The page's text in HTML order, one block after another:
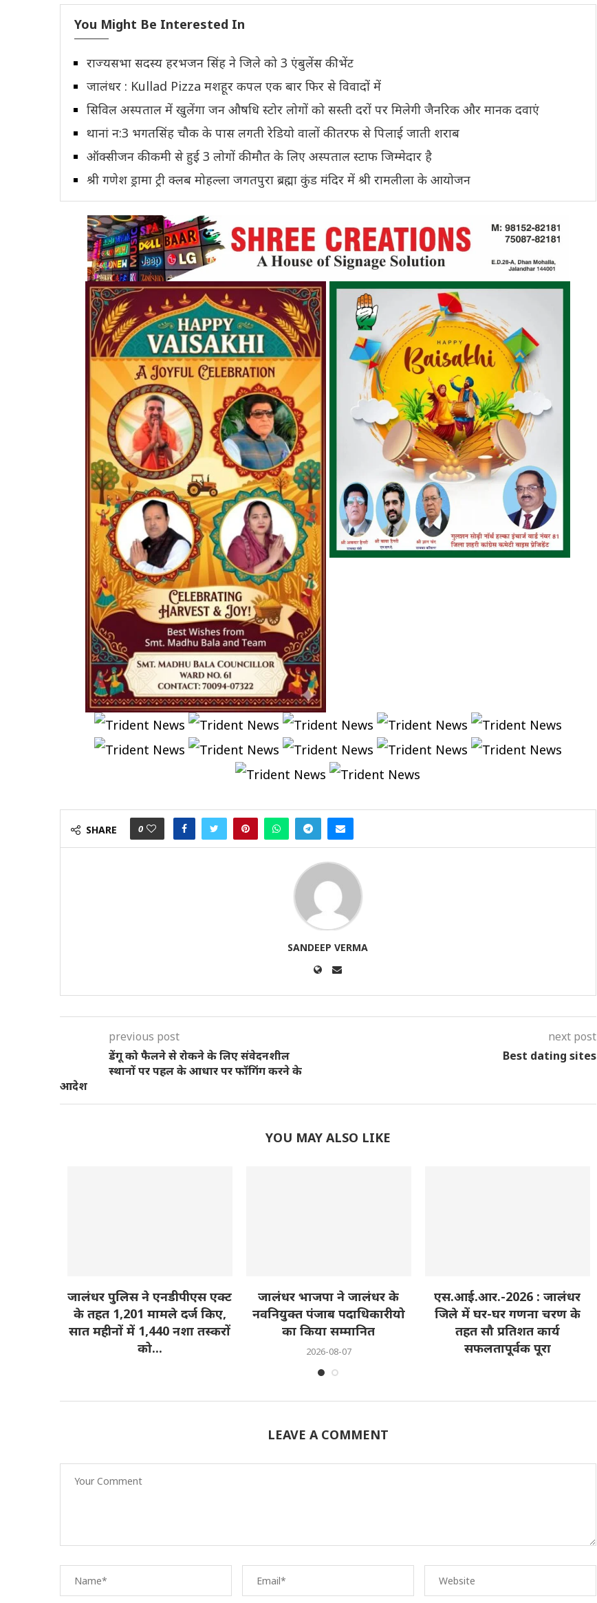
You Might Be Interested In
राज्यसभा सदस्य हरभजन सिंह ने जिले को 3 एंबुलेंस की भेंट
जालंधर : Kullad Pizza मशहूर कपल एक बार फिर से विवादों में
सिविल अस्पताल में खुलेंगा जन औषधि स्टोर लोगों को सस्ती दरों पर मिलेगी जैनरिक और मानक दवाएं
थानां न:3 भगतसिंह चौक के पास लगती रेडियो वालों की तरफ से पिलाई जाती शराब
ऑक्सीजन की कमी से हुई 3 लोगों की मौत के लिए अस्पताल स्टाफ जिम्मेदार है
श्री गणेश ड्रामा ट्री क्लब मोहल्ला जगतपुरा ब्रह्मा कुंड मंदिर में श्री रामलीला के आयोजन
SHARE 0
SANDEEP VERMA
previous post
डेंगू को फैलने से रोकने के लिए संवेदनशील
स्थानों पर पहल के आधार पर फॉगिंग करने के
आदेश
next post
Best dating sites
YOU MAY ALSO LIKE
जालंधर पुलिस ने एनडीपीएस एक्ट
के तहत 1,201 मामले दर्ज किए,
सात महीनों में 1,440 नशा तस्करों
को...
जालंधर भाजपा ने जालंधर के
नवनियुक्त पंजाब पदाधिकारीयो
का किया सम्मानित
2026-08-07
एस.आई.आर.-2026 : जालंधर
जिले में घर-घर गणना चरण के
तहत सौ प्रतिशत कार्य
सफलतापूर्वक पूरा
LEAVE A COMMENT